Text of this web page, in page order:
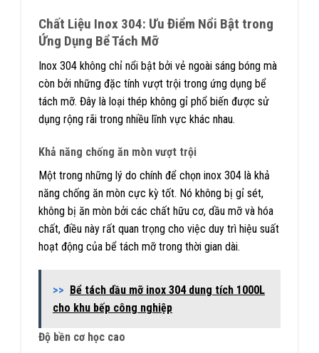
Chất Liệu Inox 304: Ưu Điểm Nổi Bật trong
Ứng Dụng Bể Tách Mỡ
Inox 304 không chỉ nổi bật bởi vẻ ngoài sáng bóng mà
còn bởi những đặc tính vượt trội trong ứng dụng bể
tách mỡ. Đây là loại thép không gỉ phổ biến được sử
dụng rộng rãi trong nhiều lĩnh vực khác nhau.
Khả năng chống ăn mòn vượt trội
Một trong những lý do chính để chọn inox 304 là khả
năng chống ăn mòn cực kỳ tốt. Nó không bị gỉ sét,
không bị ăn mòn bởi các chất hữu cơ, dầu mỡ và hóa
chất, điều này rất quan trọng cho việc duy trì hiệu suất
hoạt động của bể tách mỡ trong thời gian dài.
>>
Bể tách dầu mỡ inox 304 dung tích 1000L
cho khu bếp công nghiệp
Độ bền cơ học cao